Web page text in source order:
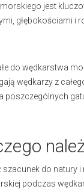
jest
głębokościami i
do wędkarstwa
wędkarzy z
poszczególnych
do natury
podczas